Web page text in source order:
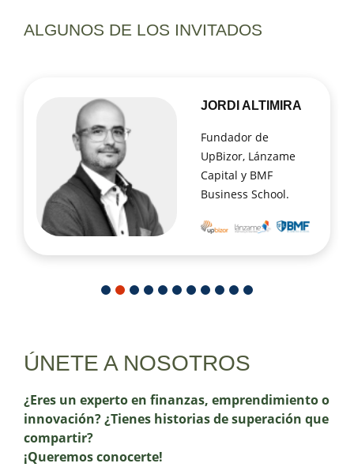
ALGUNOS DE LOS INVITADOS
JORDI ALTIMIRA
Fundador de
UpBizor, Lánzame
Capital y BMF
Business School.
4 5 6 7 8 9 1011
ÚNETE A NOSOTROS
¿Eres un experto en finanzas, emprendimiento o
innovación? ¿Tienes historias de superación que
compartir?
¡Queremos conocerte!